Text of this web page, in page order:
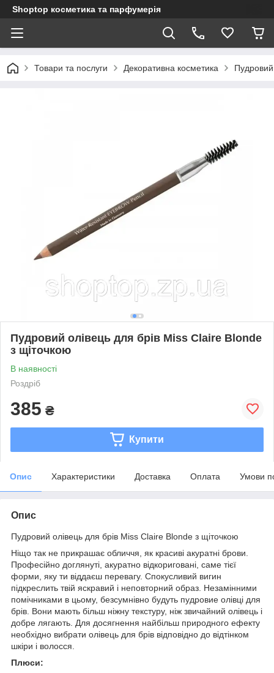
Shoptop косметика та парфумерія
Товари та послуги Декоративна косметика
Пудровий олівець для брів Miss Claire Blonde
з щіточкою
В наявності
Роздріб
385 ₴
Купити
Опис Характеристики Доставка Оплата Умови
Опис
Пудровий олівець для брів Miss Claire Blonde з щіточкою
Ніщо так не прикрашає обличчя, як красиві акуратні брови.
Професійно доглянуті, акуратно відкориговані, саме тієї
форми, яку ти віддаєш перевагу. Спокусливий вигин
підкреслить твій яскравий і неповторний образ. Незамінними
помічниками в цьому, безсумнівно будуть пудровие олівці для
брів. Вони мають більш ніжну текстуру, ніж звичайний олівець і
добре лягають. Для досягнення найбільш природного ефекту
необхідно вибрати олівець для брів відповідно до відтінком
шкіри і волосся.
Плюси: